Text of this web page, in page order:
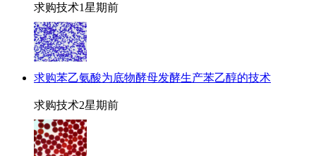
求购技术1星期前
求购苯乙氨酸为底物酵母发酵生产苯乙醇的技术
求购技术2星期前